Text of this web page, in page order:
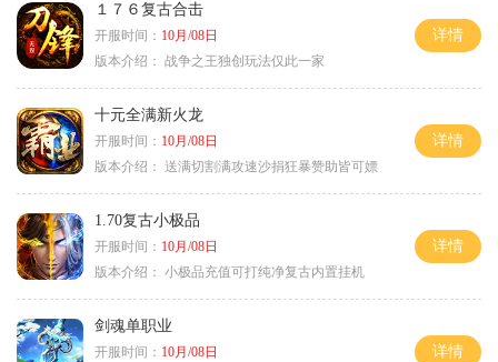
１７６复古合击
开服时间： 10月/08日
版本介绍： 战争之王独创玩法仅此一家
详情
十元全满新火龙
开服时间： 10月/08日
版本介绍： 送满切割满攻速沙捐狂暴赞助皆可嫖
详情
1.70复古小极品
开服时间： 10月/08日
版本介绍： 小极品充值可打纯净复古内置挂机
详情
剑魂单职业
开服时间： 10月/08日
详情